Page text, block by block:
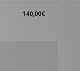
140,00€